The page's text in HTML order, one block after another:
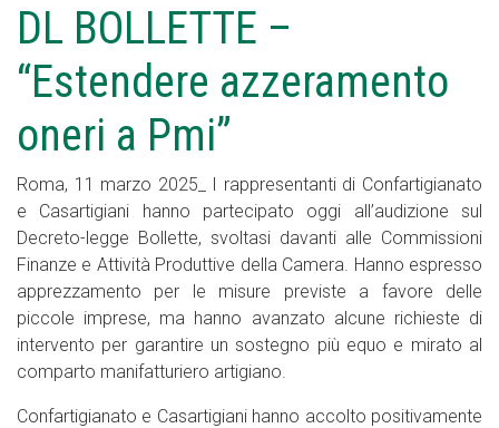
DL BOLLETTE –
“Estendere azzeramento
oneri a Pmi”
Roma, 11 marzo 2025_ I rappresentanti di Confartigianato
e Casartigiani hanno partecipato oggi all’audizione sul
Decreto-legge Bollette, svoltasi davanti alle Commissioni
Finanze e Attività Produttive della Camera. Hanno espresso
apprezzamento per le misure previste a favore delle
piccole imprese, ma hanno avanzato alcune richieste di
intervento per garantire un sostegno più equo e mirato al
comparto manifatturiero artigiano.
Confartigianato e Casartigiani hanno accolto positivamente